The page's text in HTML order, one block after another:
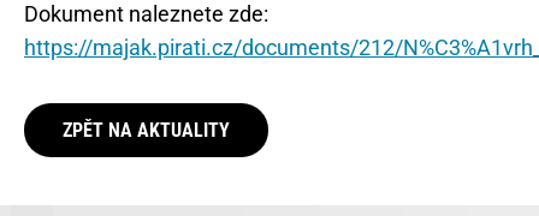
Dokument naleznete zde:
https://majak.pirati.cz/documents/212/
ZPĚT NA AKTUALITY